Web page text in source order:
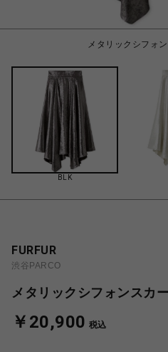
メタリックシフォ
BLK
FURFUR
渋谷PARCO
メタリックシフォンスカ
￥20,900 税込